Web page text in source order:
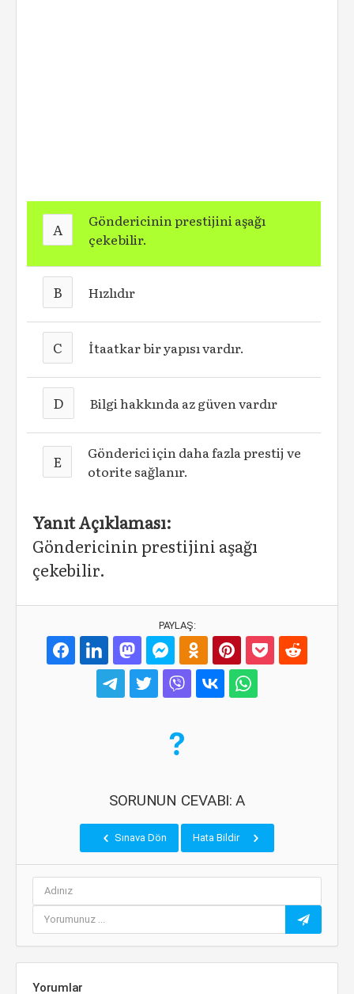
A
Göndericinin prestijini aşağı
çekebilir.
B Hızlıdır
C İtaatkar bir yapısı vardır.
D Bilgi hakkında az güven vardır
E
Gönderici için daha fazla prestij ve
otorite sağlanır.
Yanıt Açıklaması:
Göndericinin prestijini aşağı
çekebilir.
PAYLAŞ:
SORUNUN CEVABI: A
Sınava Dön Hata Bildir
Yorumlar